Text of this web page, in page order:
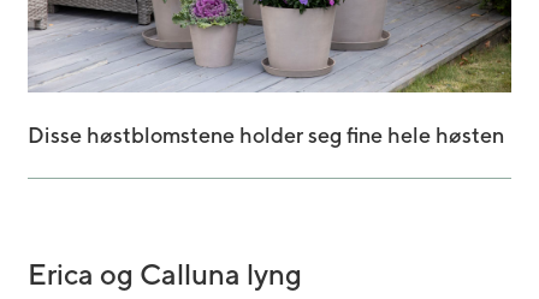
Disse høstblomstene holder seg fine hele høsten
Erica og Calluna lyng